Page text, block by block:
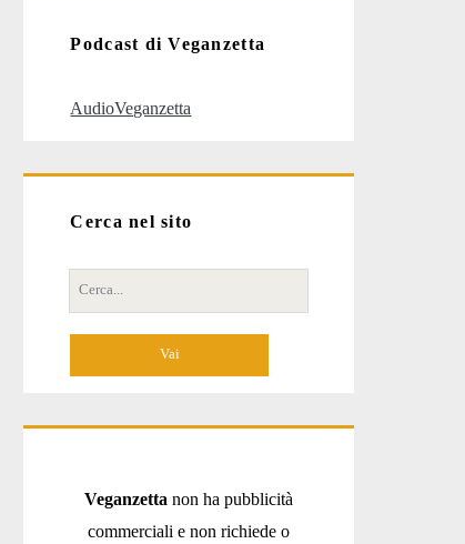
Podcast di Veganzetta
AudioVeganzetta
Cerca nel sito
Cerca
per:
Veganzetta non ha pubblicità
commerciali e non richiede o